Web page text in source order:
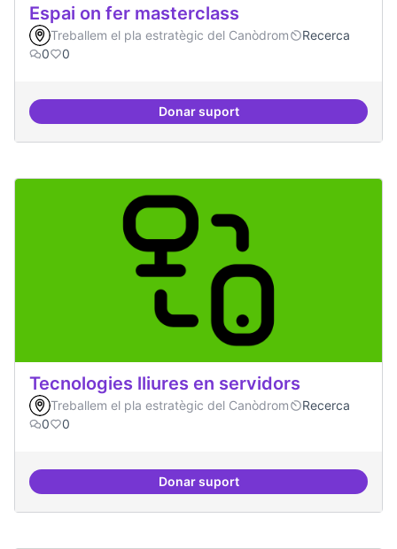
Espai on fer masterclass
Treballem el pla estratègic del Canòdrom
Recerca
0
0
Donar suportEspai on fer masterclass
Tecnologies lliures en servidors
Treballem el pla estratègic del Canòdrom
Recerca
0
0
Donar suportTecnologies lliures en servidors